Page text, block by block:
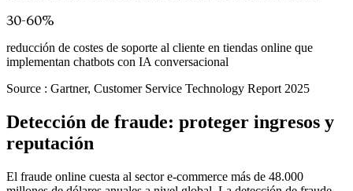
30-60%
reducción de costes de soporte al cliente en tiendas online que
implementan chatbots con IA conversacional
Source : Gartner, Customer Service Technology Report 2025
Detección de fraude: proteger ingresos y
reputación
El fraude online cuesta al sector e-commerce más de 48.000